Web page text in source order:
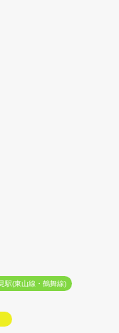
駅(東山線・鶴舞線)